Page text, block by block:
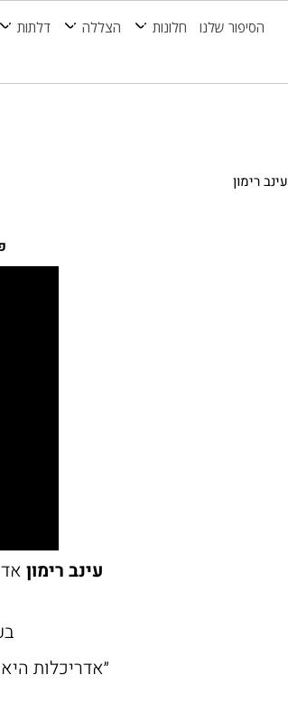
הסיפור שלנו חלונות הצללה דלתות
עינב רימון
עינב רימון
״אדריכלות